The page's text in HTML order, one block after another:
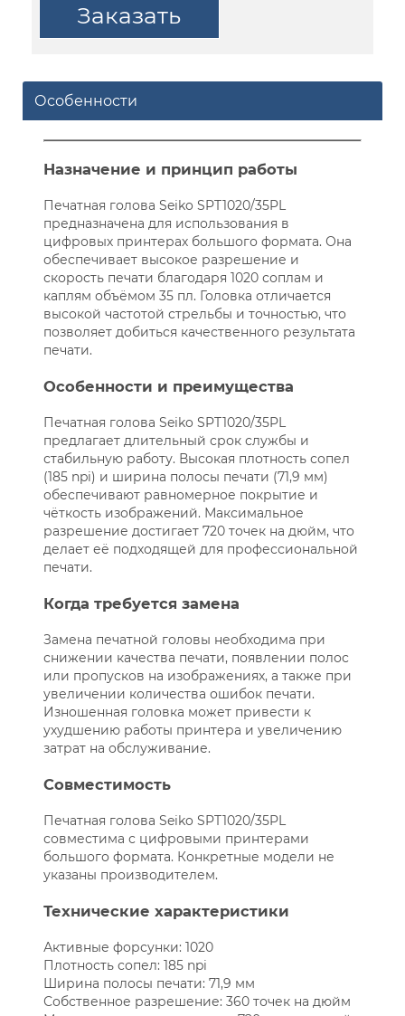
Заказать
Особенности
Назначение и принцип работы
Печатная голова Seiko SPT1020/35PL
предназначена для использования в
цифровых принтерах большого формата. Она
обеспечивает высокое разрешение и
скорость печати благодаря 1020 соплам и
каплям объёмом 35 пл. Головка отличается
высокой частотой стрельбы и точностью, что
позволяет добиться качественного результата
печати.
Особенности и преимущества
Печатная голова Seiko SPT1020/35PL
предлагает длительный срок службы и
стабильную работу. Высокая плотность сопел
(185 npi) и ширина полосы печати (71,9 мм)
обеспечивают равномерное покрытие и
чёткость изображений. Максимальное
разрешение достигает 720 точек на дюйм, что
делает её подходящей для профессиональной
печати.
Когда требуется замена
Замена печатной головы необходима при
снижении качества печати, появлении полос
или пропусков на изображениях, а также при
увеличении количества ошибок печати.
Изношенная головка может привести к
ухудшению работы принтера и увеличению
затрат на обслуживание.
Совместимость
Печатная голова Seiko SPT1020/35PL
совместима с цифровыми принтерами
большого формата. Конкретные модели не
указаны производителем.
Технические характеристики
Активные форсунки: 1020
Плотность сопел: 185 npi
Ширина полосы печати: 71,9 мм
Собственное разрешение: 360 точек на дюйм